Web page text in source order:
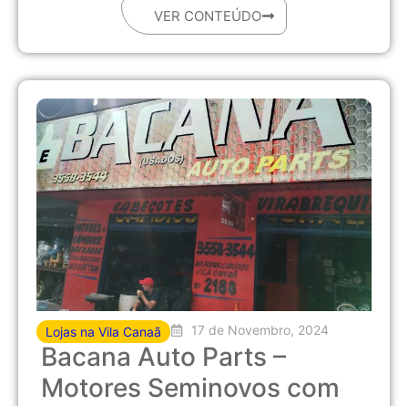
VER CONTEÚDO
Lojas na Vila Canaã 17 de Novembro, 2024
Bacana Auto Parts –
Motores Seminovos com